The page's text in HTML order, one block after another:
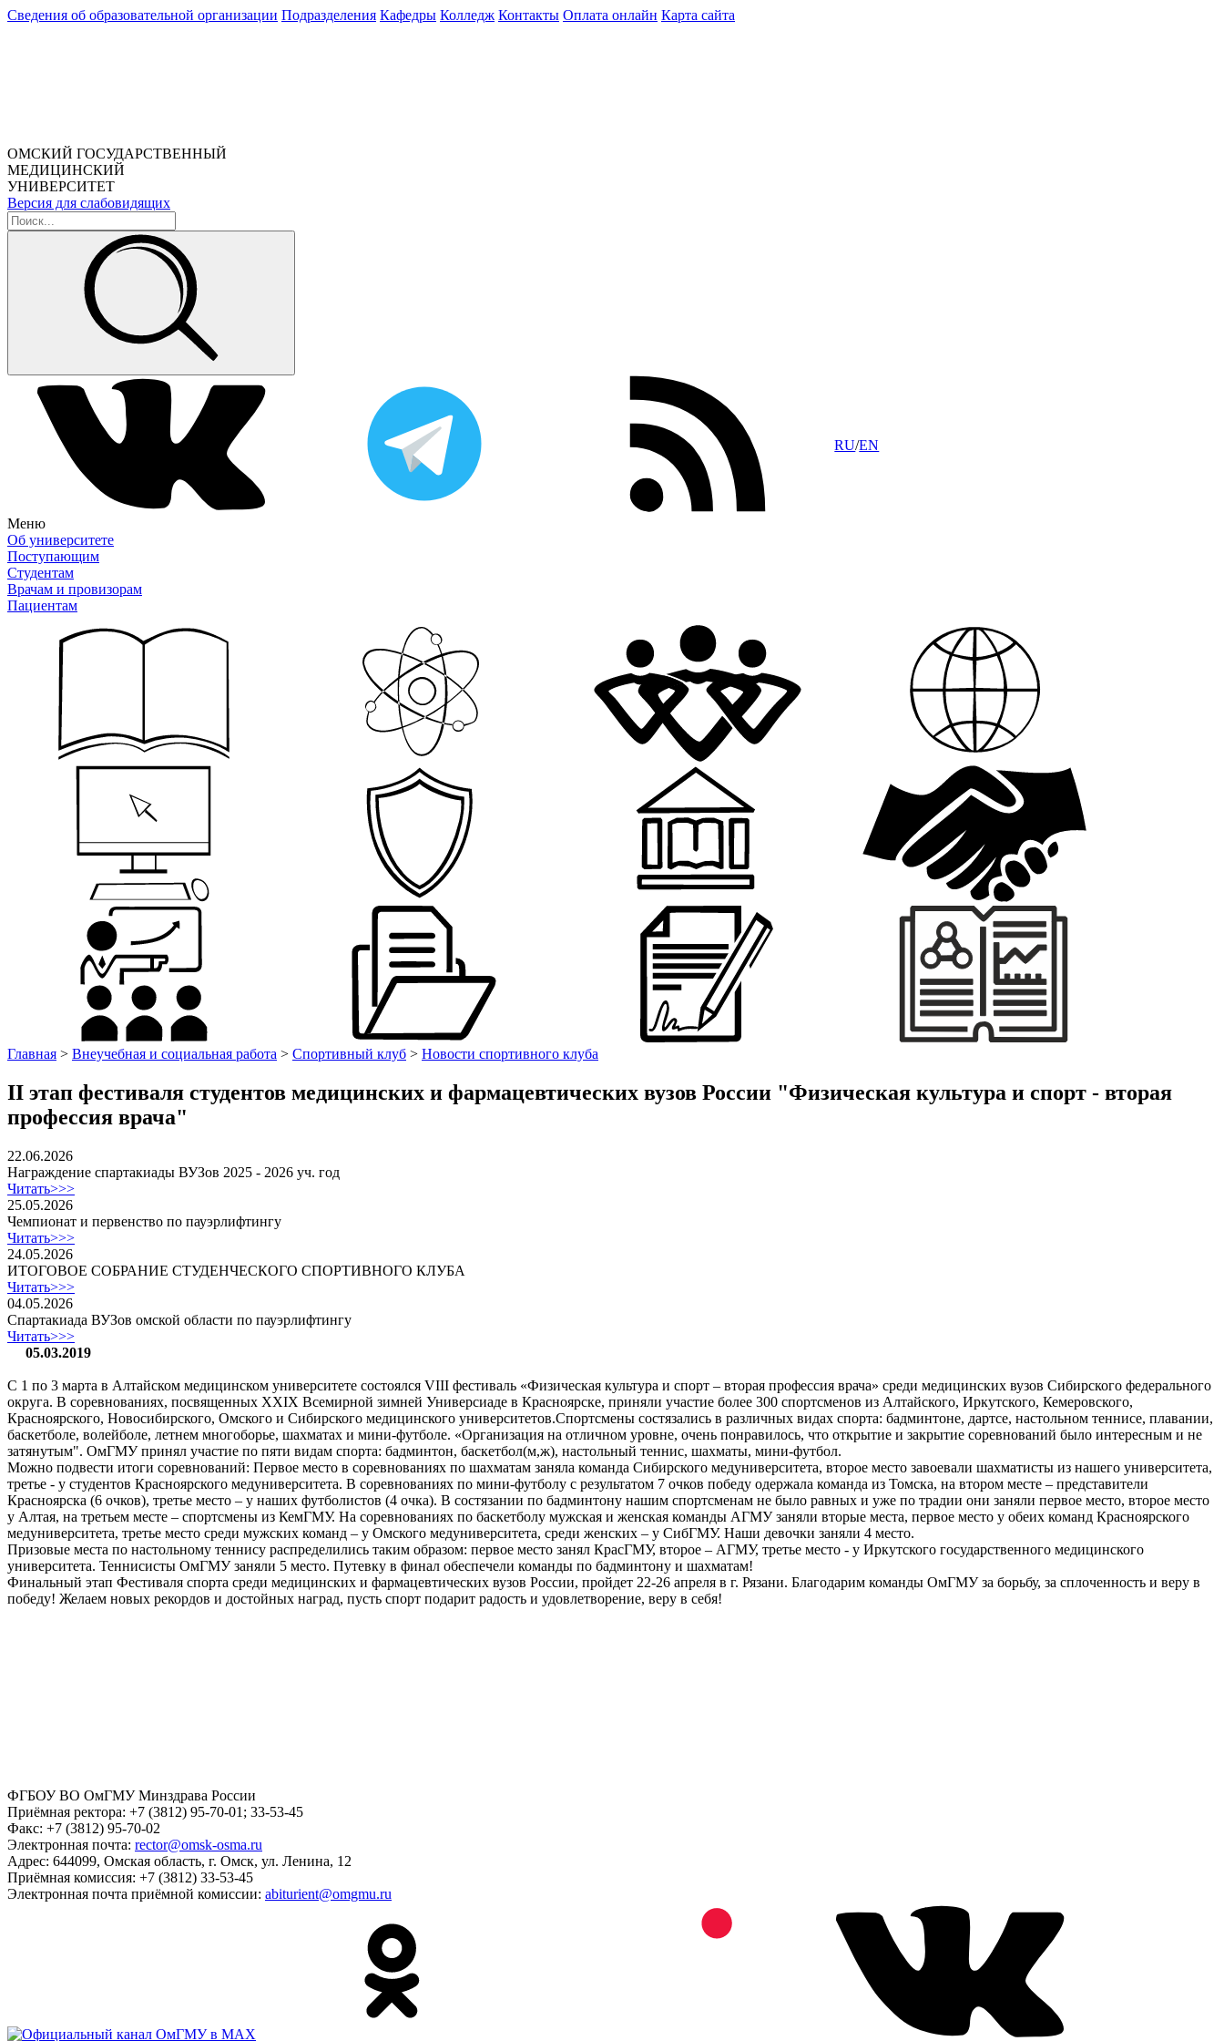
Сведения об образовательной организации Подразделения Кафедры Колледж Контакты Оплата онлайн Карта сайта
ОМСКИЙ ГОСУДАРСТВЕННЫЙ
МЕДИЦИНСКИЙ
УНИВЕРСИТЕТ
Версия для слабовидящих
RU/EN
Меню
Об университете
Поступающим
Студентам
Врачам и провизорам
Пациентам
Главная > Внеучебная и социальная работа > Спортивный клуб > Новости спортивного клуба
II этап фестиваля студентов медицинских и фармацевтических вузов России "Физическая культура и спорт - вторая
профессия врача"
22.06.2026
Награждение спартакиады ВУЗов 2025 - 2026 уч. год
Читать>>>
25.05.2026
Чемпионат и первенство по пауэрлифтингу
Читать>>>
24.05.2026
ИТОГОВОЕ СОБРАНИЕ СТУДЕНЧЕСКОГО СПОРТИВНОГО КЛУБА
Читать>>>
04.05.2026
Спартакиада ВУЗов омской области по пауэрлифтингу
Читать>>>
05.03.2019
С 1 по 3 марта в Алтайском медицинском университете состоялся VIII фестиваль «Физическая культура и спорт – вторая профессия врача» среди медицинских вузов Сибирского федерального
округа. В соревнованиях, посвященных XXIX Всемирной зимней Универсиаде в Красноярске, приняли участие более 300 спортсменов из Алтайского, Иркутского, Кемеровского,
Красноярского, Новосибирского, Омского и Сибирского медицинского университетов.Спортсмены состязались в различных видах спорта: бадминтоне, дартсе, настольном теннисе, плавании,
баскетболе, волейболе, летнем многоборье, шахматах и мини-футболе. «Организация на отличном уровне, очень понравилось, что открытие и закрытие соревнований было интересным и не
затянутым". ОмГМУ принял участие по пяти видам спорта: бадминтон, баскетбол(м,ж), настольный теннис, шахматы, мини-футбол.
Можно подвести итоги соревнований: Первое место в соревнованиях по шахматам заняла команда Сибирского медуниверситета, второе место завоевали шахматисты из нашего университета,
третье - у студентов Красноярского медуниверситета. В соревнованиях по мини-футболу с результатом 7 очков победу одержала команда из Томска, на втором месте – представители
Красноярска (6 очков), третье место – у наших футболистов (4 очка). В состязании по бадминтону нашим спортсменам не было равных и уже по традии они заняли первое место, второе место
у Алтая, на третьем месте – спортсмены из КемГМУ. На соревнованиях по баскетболу мужская и женская команды АГМУ заняли вторые места, первое место у обеих команд Красноярского
медуниверситета, третье место среди мужских команд – у Омского медуниверситета, среди женских – у СибГМУ. Наши девочки заняли 4 место.
Призовые места по настольному теннису распределились таким образом: первое место занял КрасГМУ, второе – АГМУ, третье место - у Иркутского государственного медицинского
университета. Теннисисты ОмГМУ заняли 5 место. Путевку в финал обеспечели команды по бадминтону и шахматам!
Финальный этап Фестиваля спорта среди медицинских и фармацевтических вузов России, пройдет 22-26 апреля в г. Рязани. Благодарим команды ОмГМУ за борьбу, за сплоченность и веру в
победу! Желаем новых рекордов и достойных наград, пусть спорт подарит радость и удовлетворение, веру в себя!
ФГБОУ ВО ОмГМУ Минздрава России
Приёмная ректора: +7 (3812) 95-70-01; 33-53-45
Факс: +7 (3812) 95-70-02
Электронная почта: rector@omsk-osma.ru
Адрес: 644099, Омская область, г. Омск, ул. Ленина, 12
Приёмная комиссия: +7 (3812) 33-53-45
Электронная почта приёмной комиссии: abiturient@omgmu.ru